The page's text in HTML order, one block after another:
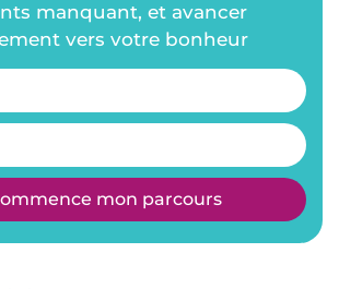
manquant, et avancer
vers votre bonheur
mon parcours